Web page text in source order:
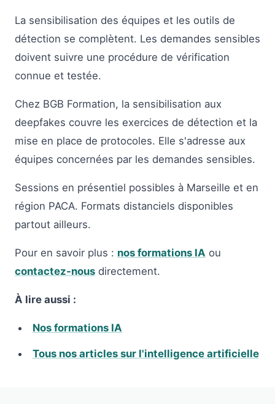
La sensibilisation des équipes et les outils de
détection se complètent. Les demandes sensibles
doivent suivre une procédure de vérification
connue et testée.
Chez BGB Formation, la sensibilisation aux
deepfakes couvre les exercices de détection et la
mise en place de protocoles. Elle s'adresse aux
équipes concernées par les demandes sensibles.
Sessions en présentiel possibles à Marseille et en
région PACA. Formats distanciels disponibles
partout ailleurs.
Pour en savoir plus : nos formations IA ou
contactez-nous directement.
À lire aussi :
Nos formations IA
Tous nos articles sur l'intelligence artificielle